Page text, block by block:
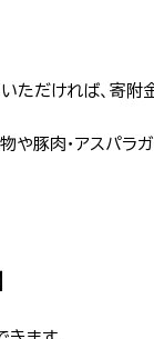
ただければ、寄附
や豚肉・アスパ